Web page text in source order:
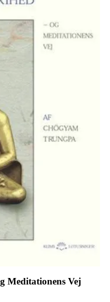
Meditationens Vej